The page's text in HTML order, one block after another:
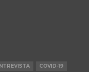
COVID-19